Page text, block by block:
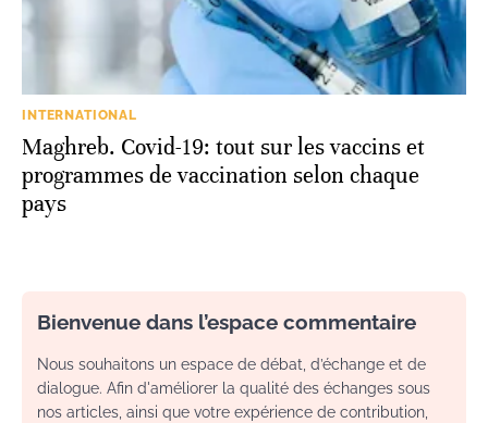
INTERNATIONAL
Maghreb. Covid-19: tout sur les vaccins et
programmes de vaccination selon chaque
pays
Bienvenue dans l’espace commentaire
Nous souhaitons un espace de débat, d’échange et de
dialogue. Afin d'améliorer la qualité des échanges sous
nos articles, ainsi que votre expérience de contribution,